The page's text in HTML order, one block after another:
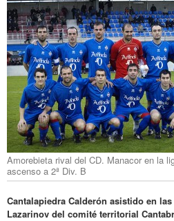
Amorebieta rival del CD. Manacor en la
ascenso a 2ª Div. B
Cantalapiedra Calderón asistido en
Lazarinov del comité territorial